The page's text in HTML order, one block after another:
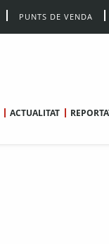
PUNTS DE VENDA
ACTUALITAT